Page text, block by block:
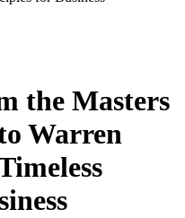
the Masters
Warren